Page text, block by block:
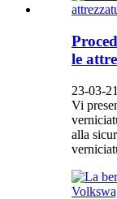
le
23-03-21
Vi
alla